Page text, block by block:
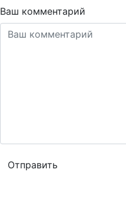
Ваш комментарий